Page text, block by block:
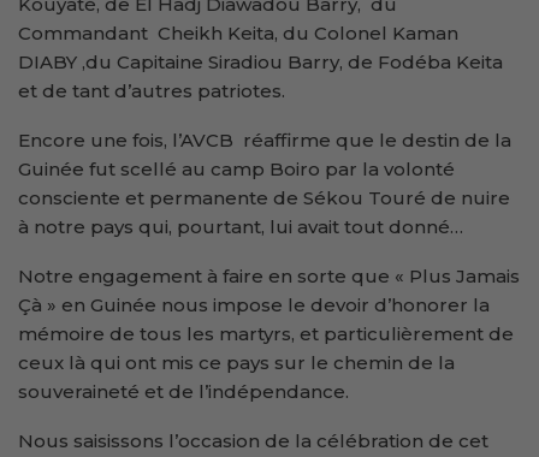
Commandant Cheikh Keita, du Colonel Kaman
DIABY ,du Capitaine Siradiou Barry, de Fodéba Keita
et de tant d’autres patriotes.
Encore une fois, l’AVCB réaffirme que le destin de la
Guinée fut scellé au camp Boiro par la volonté
consciente et permanente de Sékou Touré de nuire
à notre pays qui, pourtant, lui avait tout donné…
Notre engagement à faire en sorte que « Plus Jamais
Çà » en Guinée nous impose le devoir d’honorer la
mémoire de tous les martyrs, et particulièrement de
ceux là qui ont mis ce pays sur le chemin de la
souveraineté et de l’indépendance.
Nous saisissons l’occasion de la célébration de cet